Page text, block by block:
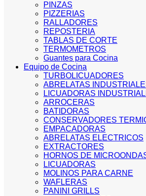
PINZAS
PIZZERIAS
RALLADORES
REPOSTERIA
TABLAS DE CORTE
TERMOMETROS
Guantes para Cocina
Equipo de Cocina
TURBOLICUADORES
ABRELATAS
LICUADORAS
ARROCERAS
BATIDORAS
CONSERVADORES
EMPACADORAS
ABRELATAS ELECTRICOS
EXTRACTORES
HORNOS DE
LICUADORAS
MOLINOS PARA CARNE
WAFLERAS
PANINI GRILLS